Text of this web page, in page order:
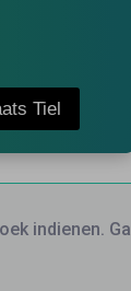
Tiel
indienen. Ga